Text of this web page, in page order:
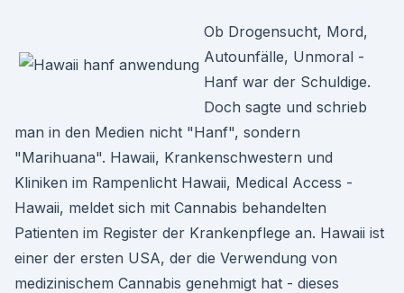
Ob Drogensucht, Mord,
Autounfälle, Unmoral -
Hanf war der Schuldige.
Doch sagte und schrieb
man in den Medien nicht "Hanf", sondern
"Marihuana". Hawaii, Krankenschwestern und
Kliniken im Rampenlicht Hawaii, Medical Access -
Hawaii, meldet sich mit Cannabis behandelten
Patienten im Register der Krankenpflege an. Hawaii ist
einer der ersten USA, der die Verwendung von
medizinischem Cannabis genehmigt hat - dieses